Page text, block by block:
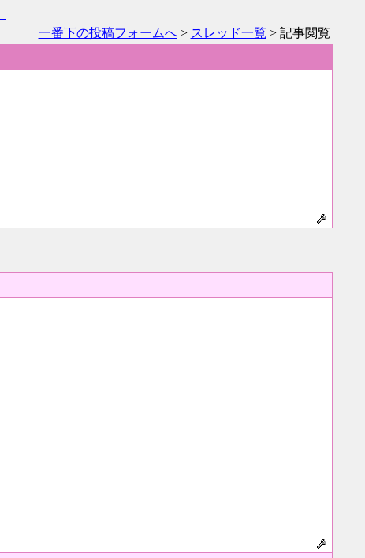
一番下の投稿フォームへ> スレッド一覧 > 記事閲覧